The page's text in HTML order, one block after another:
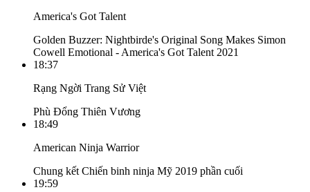
America's Got Talent
Golden Buzzer: Nightbirde's Original Song Makes Simon
Cowell Emotional - America's Got Talent 2021
18:37
Rạng Ngời Trang Sử Việt
Phù Đổng Thiên Vương
18:49
American Ninja Warrior
Chung kết Chiến binh ninja Mỹ 2019 phần cuối
19:59